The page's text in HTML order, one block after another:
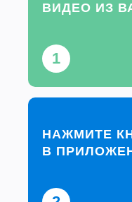
1
ВИДЕО ИЗ
НАЖМИТЕ
В